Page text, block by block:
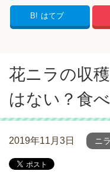
B! はてブ
花ニラの収
はない？食
2019年11月3日 ニラ